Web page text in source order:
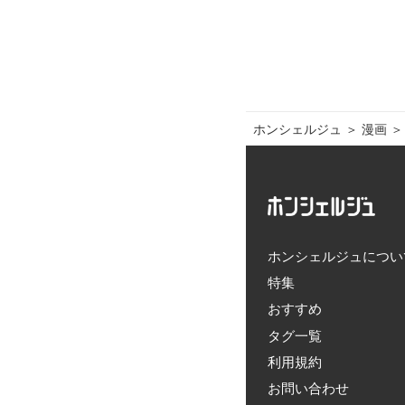
ホンシェルジュ ＞ 漫画 ＞
ホンシェルジュについ
特集
おすすめ
タグ一覧
利用規約
お問い合わせ